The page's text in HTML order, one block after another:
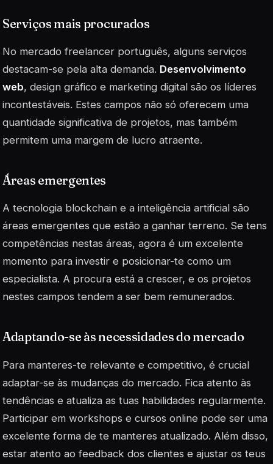
Serviços mais procurados
No mercado freelancer português, alguns serviços
destacam-se pela alta demanda. Desenvolvimento
web, design gráfico e marketing digital são os líderes
incontestáveis. Estes campos não só oferecem uma
quantidade significativa de projetos, mas também
permitem uma margem de lucro atraente.
Áreas emergentes
A tecnologia blockchain e a inteligência artificial são
áreas emergentes que estão a ganhar terreno. Se tens
competências nestas áreas, agora é um excelente
momento para investir e posicionar-te como um
especialista. A procura está a crescer, e os projetos
nestes campos tendem a ser bem remunerados.
Adaptando-se às necessidades do mercado
Para manteres-te relevante e competitivo, é crucial
adaptar-se às mudanças do mercado. Fica atento às
tendências e atualiza as tuas habilidades regularmente.
Participar em workshops e cursos online pode ser uma
excelente forma de te manteres atualizado. Além disso,
estar atento ao feedback dos clientes e ajustar os teus